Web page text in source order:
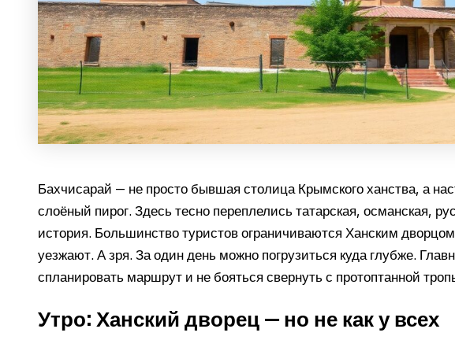
Бахчисарай — не просто бывшая столица Крымского ханства, а
слоёный пирог. Здесь тесно переплелись татарская, османская,
история. Большинство туристов ограничиваются Ханским
уезжают. А зря. За один день можно погрузиться куда глубже.
спланировать маршрут и не бояться свернуть с протоптанной
Утро: Ханский дворец — но не как у всех